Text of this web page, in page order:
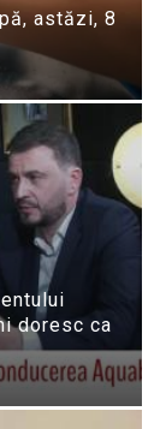
astăzi, 8
doresc ca